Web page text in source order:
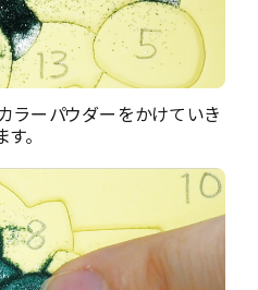
ラーパウダーをかけていき
す。